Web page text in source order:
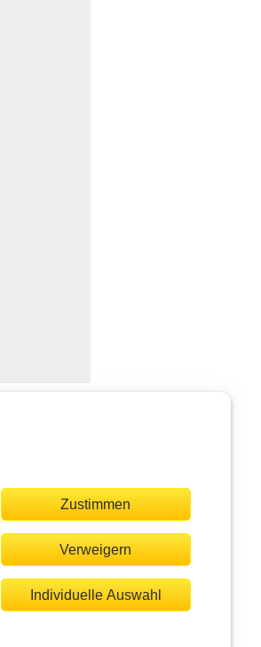
Zustimmen
Verweigern
Individuelle Auswahl